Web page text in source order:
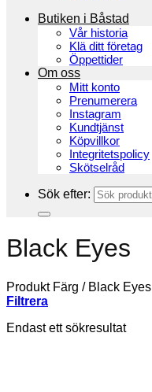
Butiken i Båstad
Vår historia
Klä ditt företag
Öppettider
Om oss
Mitt konto
Prenumerera
Instagram
Kundtjänst
Köpvillkor
Integritetspolicy
Skötselråd
Sök efter:
Black Eyes
Produkt Färg /Black Eyes
Filtrera
Endast ett sökresultat